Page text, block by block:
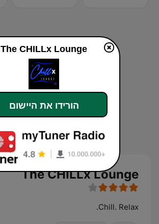
The CHILLx Lounge
Chill. Relax.
The CHILLx Lounge
הורידו את היישום